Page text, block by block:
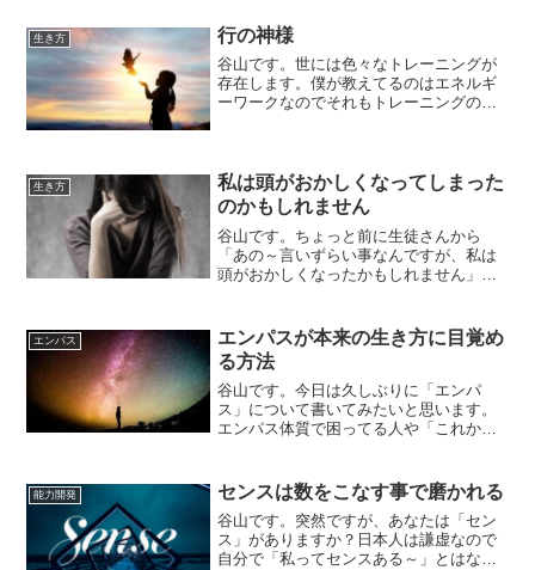
「元氣になりたい」とか「人から影響を
受けたくない」というのが...
生き方 行の神様
谷山です。世には色々なトレーニングが
存在します。僕が教えてるのはエネルギ
ーワークなのでそれもトレーニングの一
剣道や柔道など「道」という...
生き方
私は頭がおかしくなってしまった
のかもしれません
谷山です。ちょっと前に生徒さんから
「あの～言いずらい事なんですが、私は
頭がおかしくなったかもしれません」と
どこがどうおかしくなったのかを聞いて
みると「最近、自分と人の区...
エンパス
エンパスが本来の生き方に目覚め
る方法
谷山です。今日は久しぶりに「エンパ
ス」について書いてみたいと思います。
エンパス体質で困ってる人や「これから
良いな～、なんて思ってます。まず最初
に僕の事を少し書かせて下さ...
能力開発 センスは数をこなす事で磨かれる
谷山です。突然ですが、あなたは「セン
ス」がありますか？日本人は謙虚なので
自分で「私ってセンスある～」とはなか